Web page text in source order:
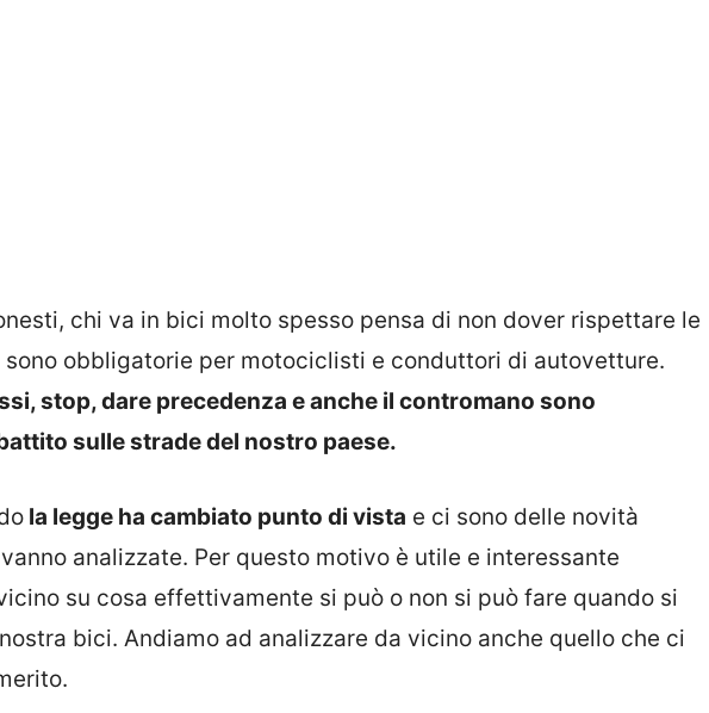
chi va in bici molto spesso pensa di non dover rispettare le
obbligatorie per motociclisti e conduttori di autovetture.
stop, dare precedenza e anche il contromano sono
sulle strade del nostro paese.
la legge ha cambiato punto di vista e ci sono delle novità
analizzate. Per questo motivo è utile e interessante
su cosa effettivamente si può o non si può fare quando si
bici. Andiamo ad analizzare da vicino anche quello che ci